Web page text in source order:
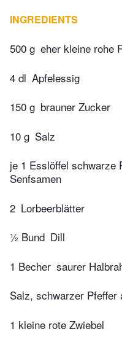
INGREDIENTS
500 g eher kleine rohe
4 dl Apfelessig
150 g brauner Zucker
10 g Salz
je 1 Esslöffel schwarze
Senfsamen
2 Lorbeerblätter
½ Bund Dill
1 Becher saurer
Salz, schwarzer Pfeffer
1 kleine rote Zwiebel